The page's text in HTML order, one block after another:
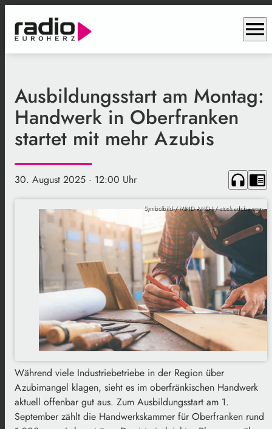
menu
Ausbildungsstart am Montag:
Handwerk in Oberfranken
startet mit mehr Azubis
30. August 2025 · 12:00 Uhr headphones chrome_reader_mode
Symbolbild / MIND AND I / stock.adobe.com
Während viele Industriebetriebe in der Region über
Azubimangel klagen, sieht es im oberfränkischen Handwerk
aktuell offenbar gut aus. Zum Ausbildungsstart am 1.
September zählt die Handwerkskammer für Oberfranken rund